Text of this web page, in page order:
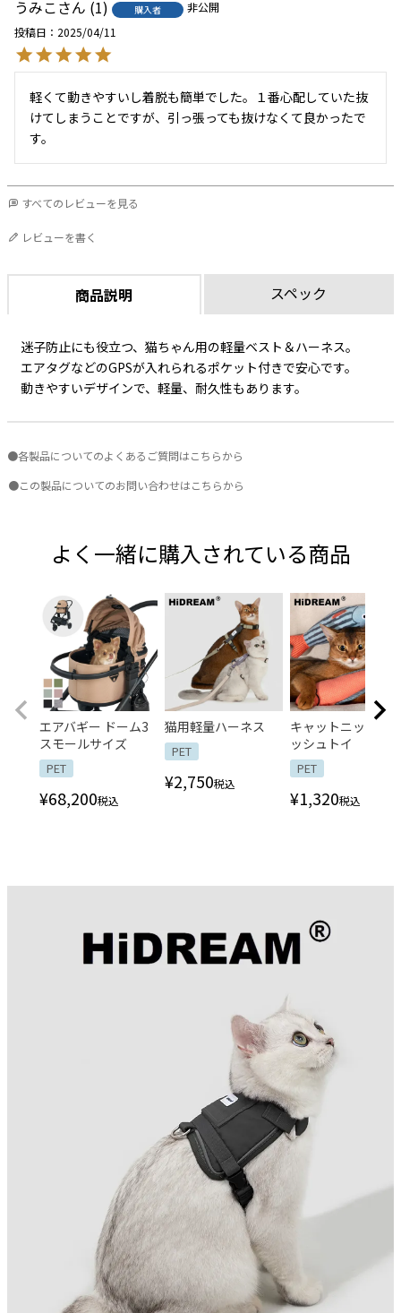
うみこ 1 購入者
非公開
投稿日
2025/04/11
軽くて動きやすいし着脱も簡単でした。１番心配していた抜
けてしまうことですが、引っ張っても抜けなくて良かったで
す。
すべてのレビューを見る
レビューを書く
商品説明
迷子防止にも役立つ、猫ちゃん用の軽量ベスト＆ハーネス。
エアタグなどのGPSが入れられるポケット付きで安心です。
動きやすいデザインで、軽量、耐久性もあります。
スペック
●各製品についてのよくあるご質問はこちらから
●この製品についてのお問い合わせはこちらから
よく一緒に購入されている商品
エアバギー ドーム3
スモールサイズ
PET
¥68,200税込
猫用軽量ハーネス
PET
¥2,750税込
キャットニップ フ
ッシュトイ
PET
¥1,320税込